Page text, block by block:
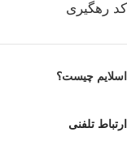
کد رهگیری
اسلایم چیست؟
ارتباط تلفنی